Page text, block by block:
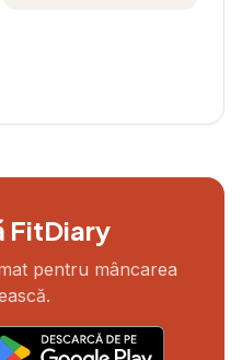
FitDiary
pentru mâncarea